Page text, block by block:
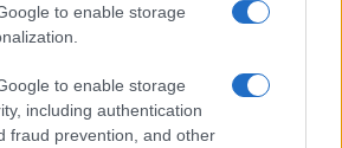
to enable storage
to enable storage
including authentication
fraud prevention, and other
meteo per il weekend a Olbia e in